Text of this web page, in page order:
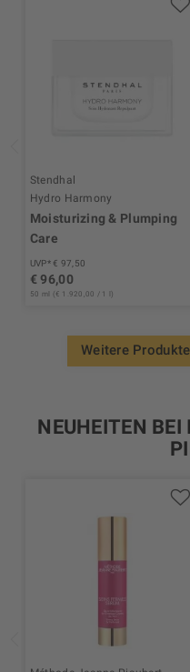
Stendhal
Hydro Harmony
Moisturizing & Plumping
Care
UVP* € 97,50
€ 96,00
50 ml (€ 1.920,00 / 1 l)
Weitere
NEUHEITEN BEI